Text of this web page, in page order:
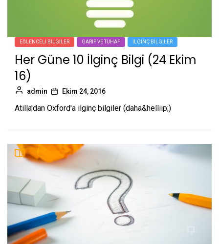
EĞLENCELI BILGILER GARIP VE TUHAF İLGINÇ BILGILER
Her Güne 10 İlginç Bilgi (24 Ekim
16)
admin Ekim 24, 2016
Atilla'dan Oxford'a ilginç bilgiler (daha&helliip;)